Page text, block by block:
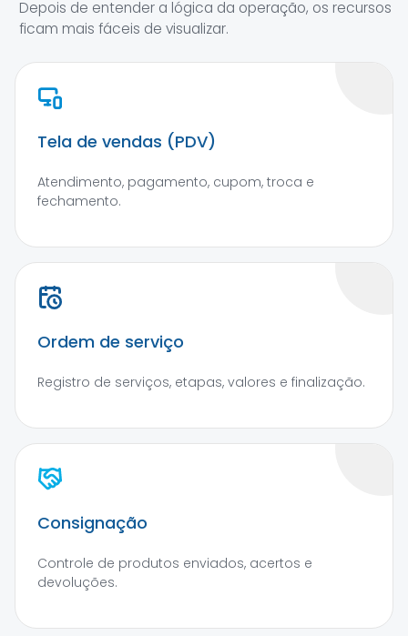
Depois de entender a lógica da operação, os recursos
ficam mais fáceis de visualizar.
Tela de vendas (PDV)
Atendimento, pagamento, cupom, troca e
fechamento.
Ordem de serviço
Registro de serviços, etapas, valores e finalização.
Consignação
Controle de produtos enviados, acertos e
devoluções.